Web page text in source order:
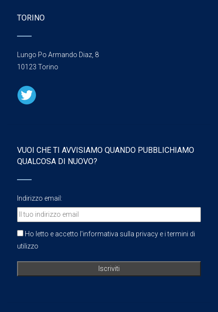
TORINO
Lungo Po Armando Diaz, 8
10123 Torino
VUOI CHE TI AVVISIAMO QUANDO PUBBLICHIAMO
QUALCOSA DI NUOVO?
Indirizzo email:
Ho letto e accetto l'informativa sulla privacy e i termini di
utilizzo